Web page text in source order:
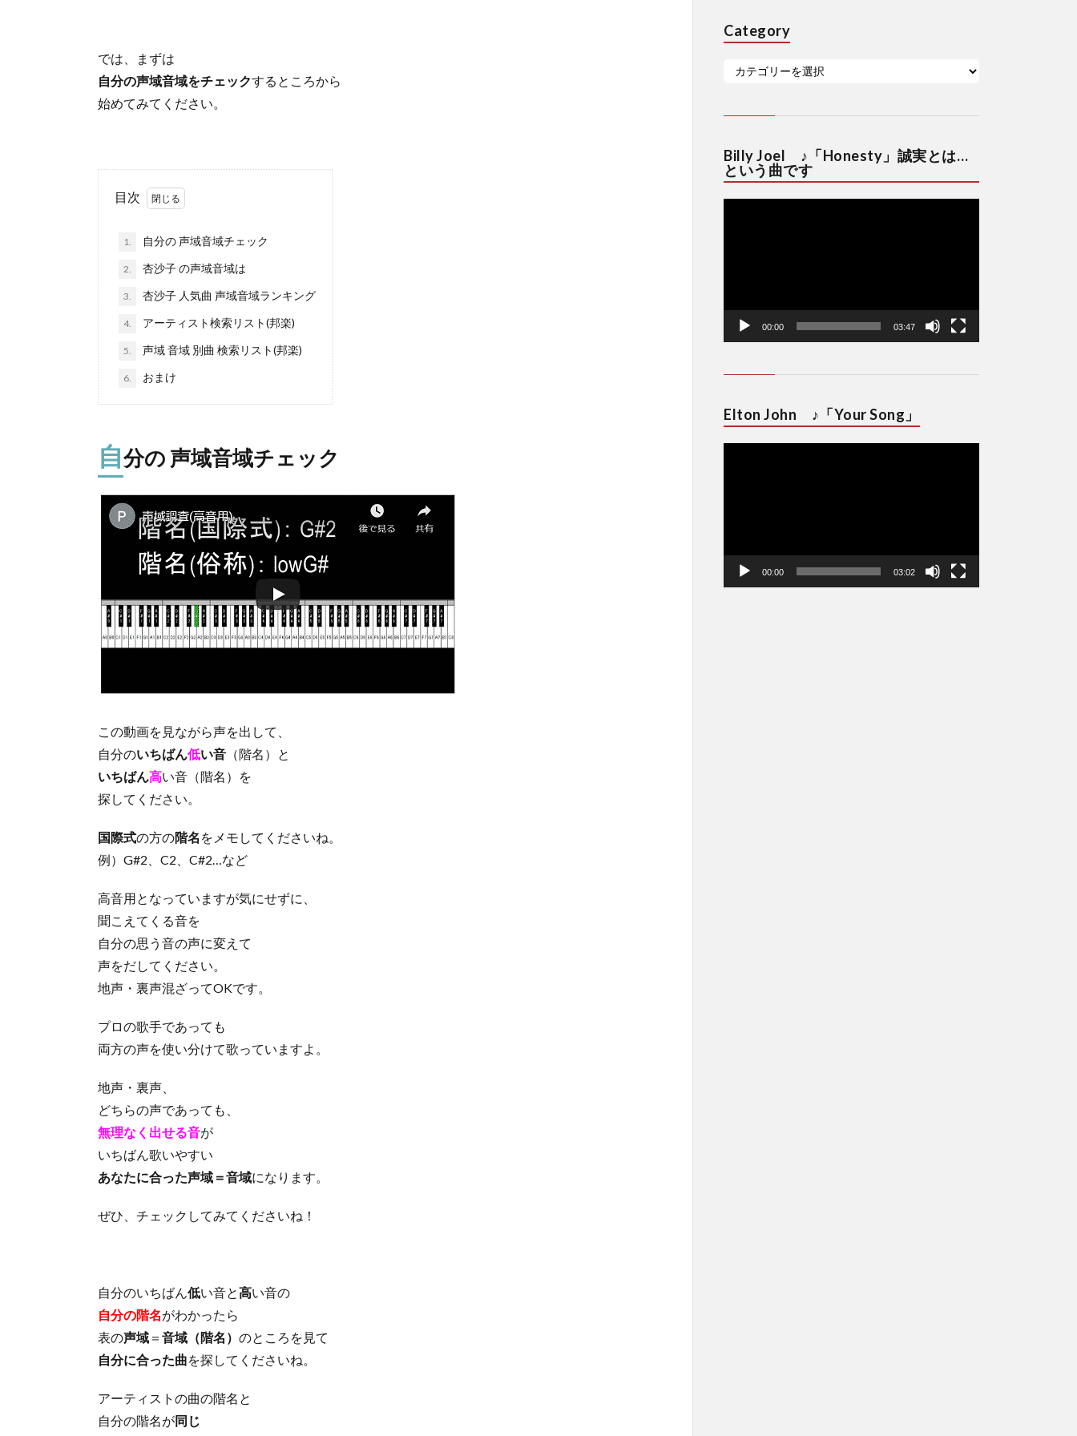
では、まずは
自分の声域音域をチェックするところから
始めてみてください。
目次
1. 自分の 声域音域チェック
2. 杏沙子 の声域音域は
3. 杏沙子 人気曲 声域音域ランキング
4. アーティスト検索リスト(邦楽)
5. 声域 音域 別曲 検索リスト(邦楽)
6. おまけ
自分の 声域音域チェック
この動画を見ながら声を出して、
自分のいちばん低い音 （階名）と
いちばん高い音（階名）を
探してください。
国際式の方の階名 をメモしてくださいね。
例）G#2、C2、C#2…など
高音用となっていますが気にせずに、
聞こえてくる音を
自分の思う音の声に変えて
声をだしてください。
地声・裏声混ざってOKです。
プロの歌手であっても
両方の声を使い分けて歌っていますよ。
地声・裏声、
どちらの声であっても、
無理なく出せる音が
いちばん歌いやすい
あなたに合った声域＝音域になります。
ぜひ、チェックしてみてくださいね！
自分のいちばん低い音と高い音の
自分の階名がわかったら
表の声域 ＝ 音域（階名） のところを見て
自分に合った曲を探してくださいね。
アーティストの曲の階名と
自分の階名が同じ
Category
Billy Joel ♪「Honesty」誠実とは…
という曲です
動
00:00 03:47
Elton John ♪「Your Song」
動
00:00 03:02